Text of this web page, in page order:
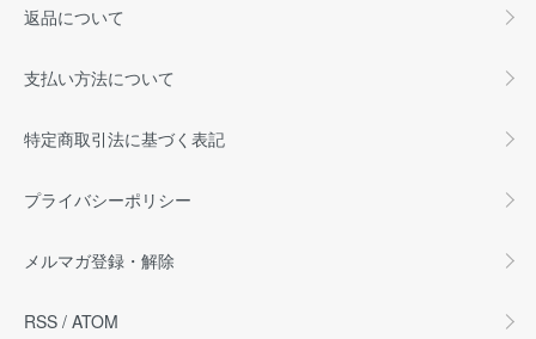
返品について
支払い方法について
特定商取引法に基づく表記
プライバシーポリシー
メルマガ登録・解除
RSS / ATOM